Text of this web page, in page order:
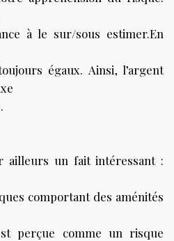
à le sur/sous estimer.En
égaux. Ainsi, l’argent
ailleurs un fait intéressant :
comportant des aménités
perçue comme un risque